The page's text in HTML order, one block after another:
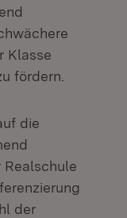
Klasse
fördern.
die
der